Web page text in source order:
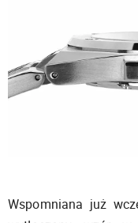
Wspomniana już